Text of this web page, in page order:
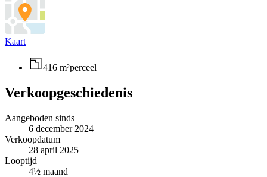
Kaart
416 m²perceel
Verkoopgeschiedenis
Aangeboden sinds
6 december 2024
Verkoopdatum
28 april 2025
Looptijd
4½ maand